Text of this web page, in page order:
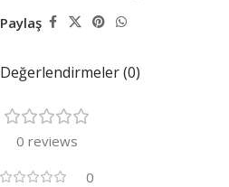
Paylaş
Değerlendirmeler (0)
0 reviews
0